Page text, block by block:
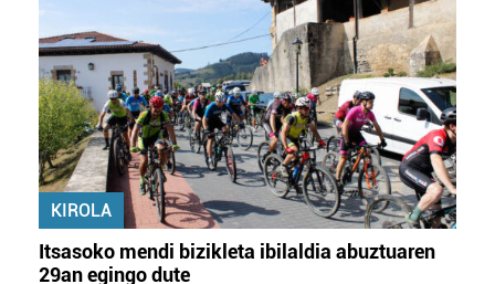
KIROLA
Itsasoko mendi bizikleta ibilaldia abuztuaren
29an egingo dute